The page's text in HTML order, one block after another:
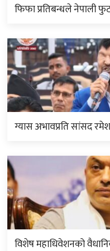
फिफा प्रतिबन्धले
ग्यास अभावप्रति सांसद रमेश
विशेष महाधिवेशनको